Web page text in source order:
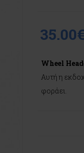
35.00€
Wheel
Αυτή η
φοράει.